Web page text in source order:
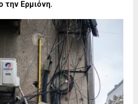
την Ερμιόνη.